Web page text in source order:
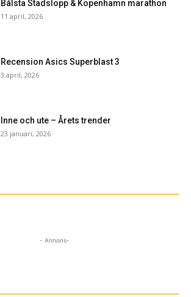
Bålsta Stadslopp & Köpenhamn marathon
11 april, 2026
Recension Asics Superblast 3
3 april, 2026
Inne och ute – Årets trender
23 januari, 2026
- Annons-